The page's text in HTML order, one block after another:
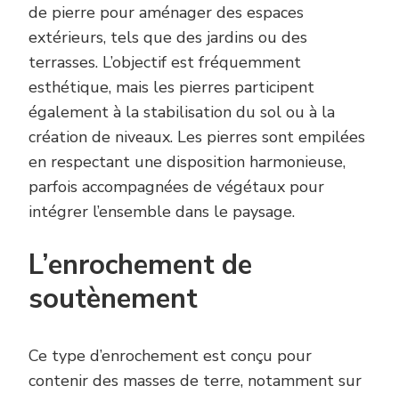
de pierre pour aménager des espaces
extérieurs, tels que des jardins ou des
terrasses. L’objectif est fréquemment
esthétique, mais les pierres participent
également à la stabilisation du sol ou à la
création de niveaux. Les pierres sont empilées
en respectant une disposition harmonieuse,
parfois accompagnées de végétaux pour
intégrer l’ensemble dans le paysage.
L’enrochement de
soutènement
Ce type d’enrochement est conçu pour
contenir des masses de terre, notamment sur